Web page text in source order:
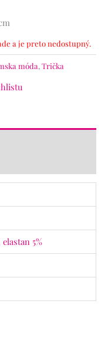
a je preto nedostupný.
móda,Trička
elastan 5%